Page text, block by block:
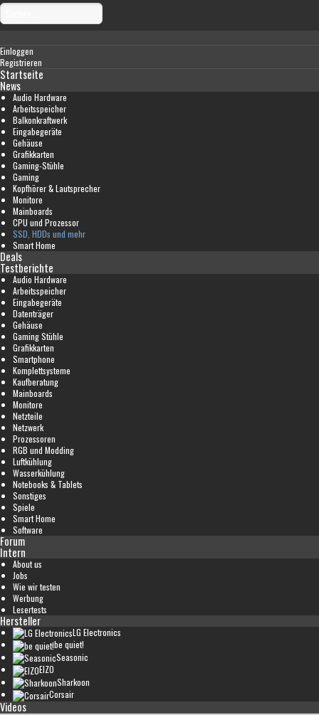
Einloggen
Registrieren
Startseite
News
Audio Hardware
Arbeitsspeicher
Balkonkraftwerk
Eingabegeräte
Gehäuse
Grafikkarten
Gaming-Stühle
Gaming
Kopfhörer & Lautsprecher
Monitore
Mainboards
CPU und Prozessor
SSD, HDDs und mehr
Smart Home
Deals
Testberichte
Audio Hardware
Arbeitsspeicher
Eingabegeräte
Datenträger
Gehäuse
Gaming Stühle
Grafikkarten
Smartphone
Komplettsysteme
Kaufberatung
Mainboards
Monitore
Netzteile
Netzwerk
Prozessoren
RGB und Modding
Luftkühlung
Wasserkühlung
Notebooks & Tablets
Sonstiges
Spiele
Smart Home
Software
Forum
Intern
About us
Jobs
Wie wir testen
Werbung
Lesertests
Hersteller
LG Electronics
be quiet!
Seasonic
EIZO
Sharkoon
Corsair
Videos